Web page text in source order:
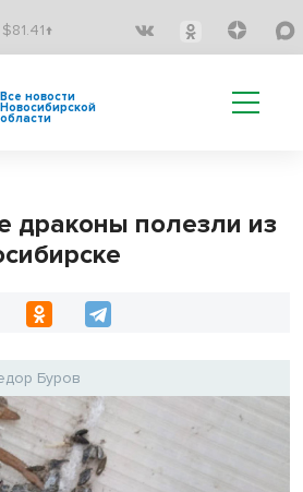
$81.41↑
Все новости
Новосибирской
области
полезли из
Буров